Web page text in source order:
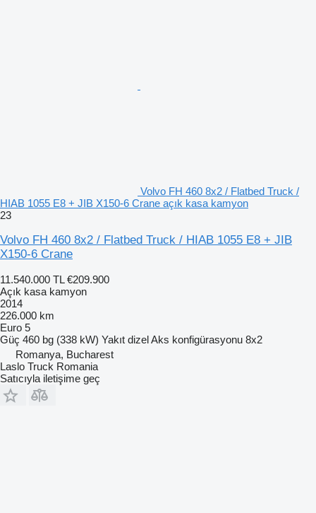
Volvo FH 460 8x2 / Flatbed Truck /
HIAB 1055 E8 + JIB X150-6 Crane açık kasa kamyon
23
Volvo FH 460 8x2 / Flatbed Truck / HIAB 1055 E8 + JIB
X150-6 Crane
11.540.000 TL €209.900
Açık kasa kamyon
2014
226.000 km
Euro 5
Güç 460 bg (338 kW) Yakıt dizelAks konfigürasyonu 8x2
Romanya, Bucharest
Laslo Truck Romania
Satıcıyla iletişime geç